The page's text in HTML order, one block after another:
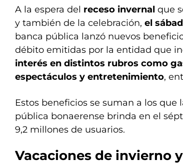
A la espera del receso invernal que
y también de la celebración, el
banca pública lanzó nuevos
débito emitidas por la entidad que
interés en distintos rubros como
espectáculos y entretenimiento,
Estos beneficios se suman a los
pública bonaerense brinda en el
9,2 millones de usuarios.
Vacaciones de invierno